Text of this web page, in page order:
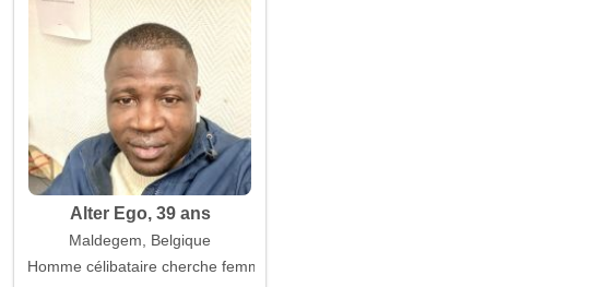
Alter Ego, 39 ans
Maldegem, Belgique
Homme célibataire cherche femme